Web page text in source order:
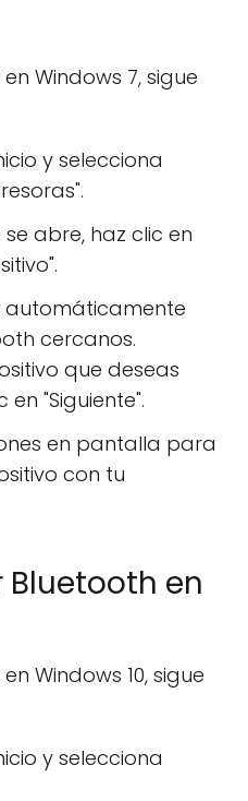
Windows 7, sigue
y selecciona
abre, haz clic en
automáticamente
cercanos.
que deseas
"Siguiente".
en pantalla para
con tu
en
Windows 10, sigue
y selecciona